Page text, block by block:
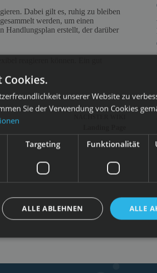
Dabei gilt es, ruhig zu bleiben
werden, um einen
Handlungsplan erstellt, der darüber
reagieren können. Ein gut
Cookies.
unserer Website zu
Sie der Verwendung von Cookies
Targeting Funktionalität
ALLE
ALLE ABLEHNEN